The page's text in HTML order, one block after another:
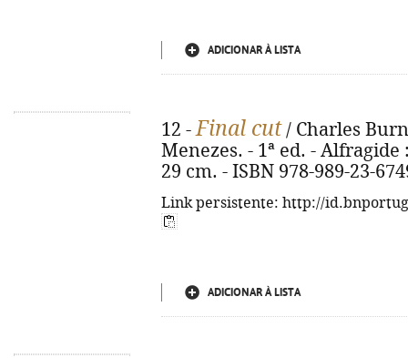
ADICIONAR À LISTA
12 -Final cut/ Charles
Menezes. - 1ª ed. -
29 cm. - ISBN 978-989-23-
Link persistente: http://
ADICIONAR À LISTA